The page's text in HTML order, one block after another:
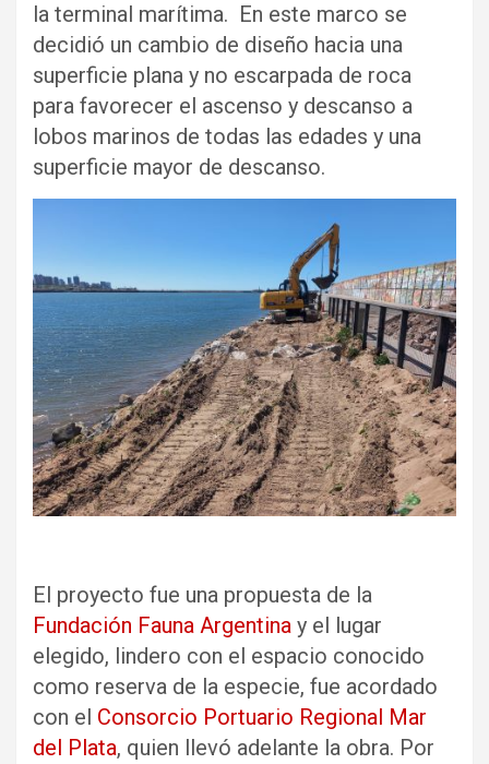
la terminal marítima. En este marco se
decidió un cambio de diseño hacia una
superficie plana y no escarpada de roca
para favorecer el ascenso y descanso a
lobos marinos de todas las edades y una
superficie mayor de descanso.
El proyecto fue una propuesta de la
Fundación Fauna Argentina y el lugar
elegido, lindero con el espacio conocido
como reserva de la especie, fue acordado
con el Consorcio Portuario Regional Mar
del Plata, quien llevó adelante la obra. Por